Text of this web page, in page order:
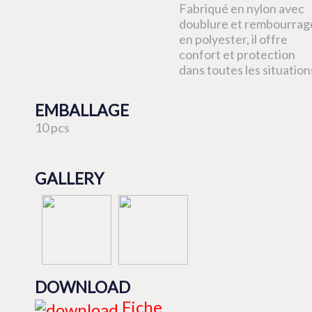
Fabriqué en nylon avec
doublure et
en polyester, il offre
confort et protection
dans toutes les
EMBALLAGE
10 pcs
GALLERY
DOWNLOAD
Fiche